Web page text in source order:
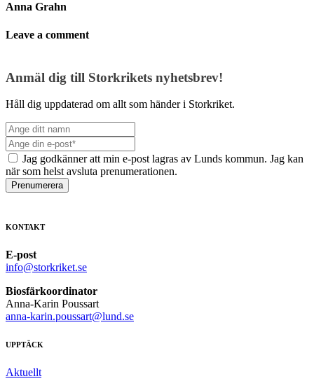
Anna Grahn
Leave a comment
Anmäl dig till Storkrikets nyhetsbrev!
Håll dig uppdaterad om allt som händer i Storkriket.
Jag godkänner att min e-post lagras av Lunds kommun. Jag kan
när som helst avsluta prenumerationen.
Prenumerera
KONTAKT
E-post
info@storkriket.se
Biosfärkoordinator
Anna-Karin Poussart
anna-karin.poussart@lund.se
UPPTÄCK
Aktuellt